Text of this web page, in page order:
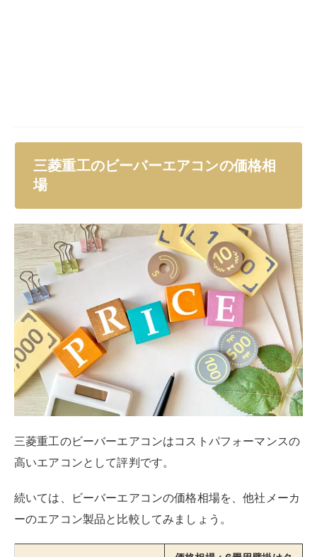
三菱重工のビーバーエアコンの価格相
場
三菱重工のビーバーエアコンはコストパフォーマンスの
高いエアコンとして評判です。
続いては、ビーバーエアコンの価格相場を、他社メーカ
ーのエアコン製品と比較してみましょう。